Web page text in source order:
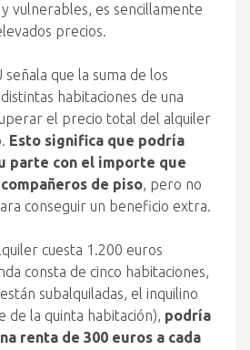
vulnerables, es sencillamente
precios.
que la suma de los
habitaciones de una
el precio total del alquiler
Esto significa que podría
parte con el importe que
de piso, pero no
conseguir un beneficio extra.
cuesta 1.200 euros
consta de cinco habitaciones,
subalquiladas, el inquilino
de la quinta habitación), podría
renta de 300 euros a cada